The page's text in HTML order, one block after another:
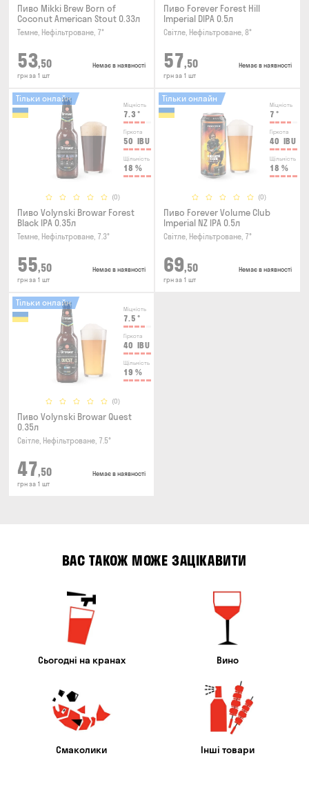
Пиво Mikki Brew Born of
Coconut American Stout 0.33л
Темне, Нефільтроване, 7°
53,50
грн за 1 шт
Немає в наявності
Пиво Forever Forest Hill
Imperial DIPA 0.5л
Світле, Нефільтроване, 8°
57,50
грн за 1 шт
Немає в наявності
Міцність
7.3 °
Гіркота
50 IBU
Щільність
18 %
(0)
Тільки онлайн
Пиво Volynski Browar Forest
Black IPA 0.35л
Темне, Нефільтроване, 7.3°
55,50
грн за 1 шт
Немає в наявності
Міцність
7 °
Гіркота
40 IBU
Щільність
18 %
(0)
Тільки онлайн
Пиво Forever Volume Club
Imperial NZ IPA 0.5л
Світле, Нефільтроване, 7°
69,50
грн за 1 шт
Немає в наявності
Міцність
7.5 °
Гіркота
40 IBU
Щільність
19 %
(0)
Тільки онлайн
Пиво Volynski Browar Quest
0.35л
Світле, Нефільтроване, 7.5°
47,50
грн за 1 шт
Немає в наявності
ВАС ТАКОЖ МОЖЕ ЗАЦІКАВИТИ
Сьогодні на кранах Вино
Смаколики Інші товари